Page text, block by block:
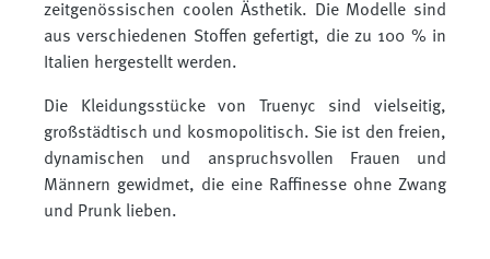
zeitgenössischen coolen Ästhetik. Die Modelle sind
aus verschiedenen Stoffen gefertigt, die zu 100 % in
Italien hergestellt werden.
Die Kleidungsstücke von Truenyc sind vielseitig,
großstädtisch und kosmopolitisch. Sie ist den freien,
dynamischen und anspruchsvollen Frauen und
Männern gewidmet, die eine Raffinesse ohne Zwang
und Prunk lieben.